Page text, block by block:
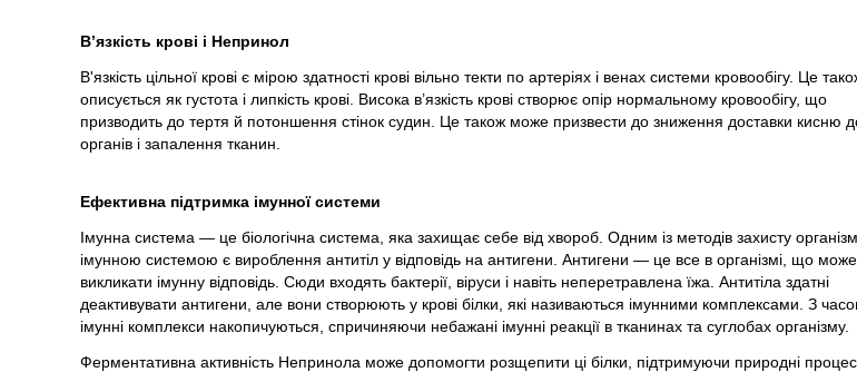
В’язкість крові і Непринол
В'язкість цільної крові є мірою здатності крові вільно текти по артеріях і венах системи кровообігу. Це
описується як густота і липкість крові. Висока в’язкість крові створює опір нормальному кровообігу, що
призводить до тертя й потоншення стінок судин. Це також може призвести до зниження доставки кисню
органів і запалення тканин.
Ефективна підтримка імунної системи
Імунна система — це біологічна система, яка захищає себе від хвороб. Одним із методів захисту
імунною системою є вироблення антитіл у відповідь на антигени. Антигени — це все в організмі, що може
викликати імунну відповідь. Сюди входять бактерії, віруси і навіть неперетравлена їжа. Антитіла здатні
деактивувати антигени, але вони створюють у крові білки, які називаються імунними комплексами. З
імунні комплекси накопичуються, спричиняючи небажані імунні реакції в тканинах та суглобах організму.
Ферментативна активність Непринола може допомогти розщепити ці білки, підтримуючи природні